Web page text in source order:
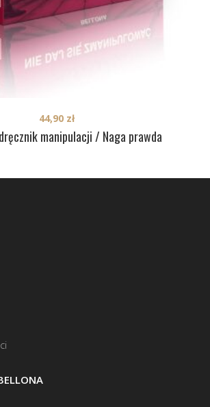
manipulacji / Naga prawda
44,90 zł